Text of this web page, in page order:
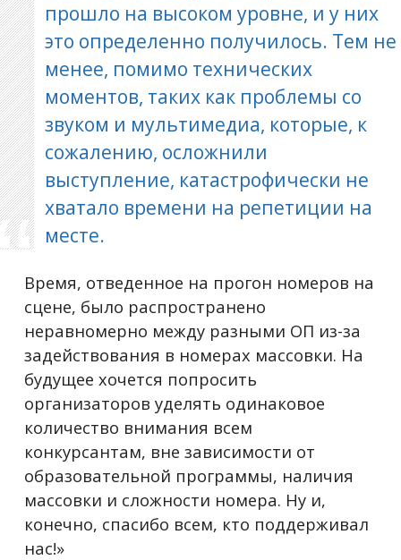
прошло на высоком уровне, и у них
это определенно получилось. Тем не
менее, помимо технических
моментов, таких как проблемы со
звуком и мультимедиа, которые, к
сожалению, осложнили
выступление, катастрофически не
хватало времени на репетиции на
месте.
Время, отведенное на прогон номеров на
сцене, было распространено
неравномерно между разными ОП из-за
задействования в номерах массовки. На
будущее хочется попросить
организаторов уделять одинаковое
количество внимания всем
конкурсантам, вне зависимости от
образовательной программы, наличия
массовки и сложности номера. Ну и,
конечно, спасибо всем, кто поддерживал
нас!»